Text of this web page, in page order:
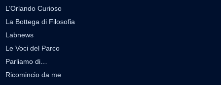
L’Orlando Curioso
La Bottega di Filosofia
Labnews
Le Voci del Parco
Parliamo di…
Ricomincio da me